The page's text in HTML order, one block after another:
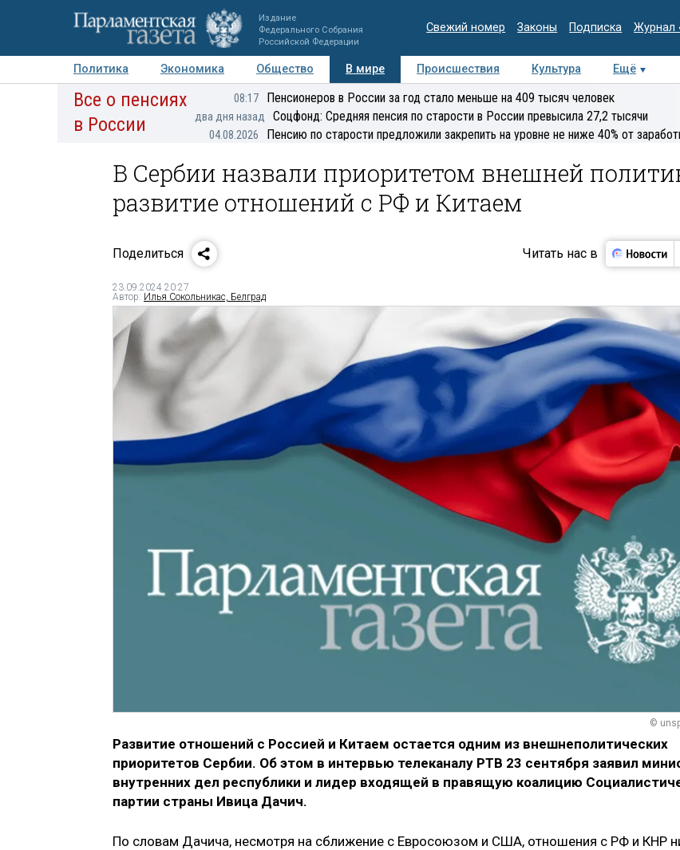
Издание
Федерального Собрания
Российской Федерации
Свежий номер Законы Подписка Журнал
Политика Экономика Общество В мире Происшествия Культура Ещё
Авторы Персоны Мнения Регионы Медиацентр Интервью Колумнисты
Все о пенсиях
в России
08:17 Пенсионеров в России за год стало меньше на 409 тысяч человек
два дня назад Соцфонд: Средняя пенсия по старости в России превысила 27,2 тысячи
04.08.2026 Пенсию по старости предложили закрепить на уровне не ниже 40% от
В Сербии назвали приоритетом внешней
развитие отношений с РФ и Китаем
Поделиться Читать нас в
23.09.2024 20:27
Автор: Илья Сокольникас, Белград
©
Развитие отношений с Россией и Китаем остается одним из внешнеполитических
приоритетов Сербии. Об этом в интервью телеканалу РТВ 23 сентября заявил
внутренних дел республики и лидер входящей в правящую коалицию
партии страны Ивица Дачич.
По словам Дачича, несмотря на сближение с Евросоюзом и США, отношения с РФ и КНР